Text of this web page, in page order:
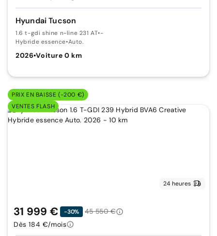
Hyundai Tucson
1.6 t-gdi shine n-line 231 AT•-
Hybride essence•Auto.
2026•Voiture 0 km
PRIX EN BAISSE (-200 €)
VENTES FLASH
24 heures
31 999 € -30%
45 550 €
Dès 184 €/mois